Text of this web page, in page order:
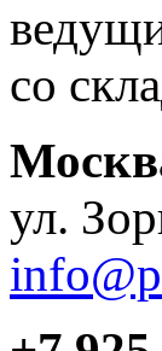
со
ул.